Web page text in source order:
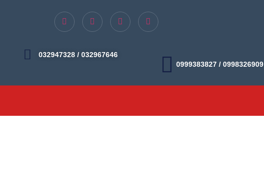
032947328 / 032967646
0999383827 / 0998326909